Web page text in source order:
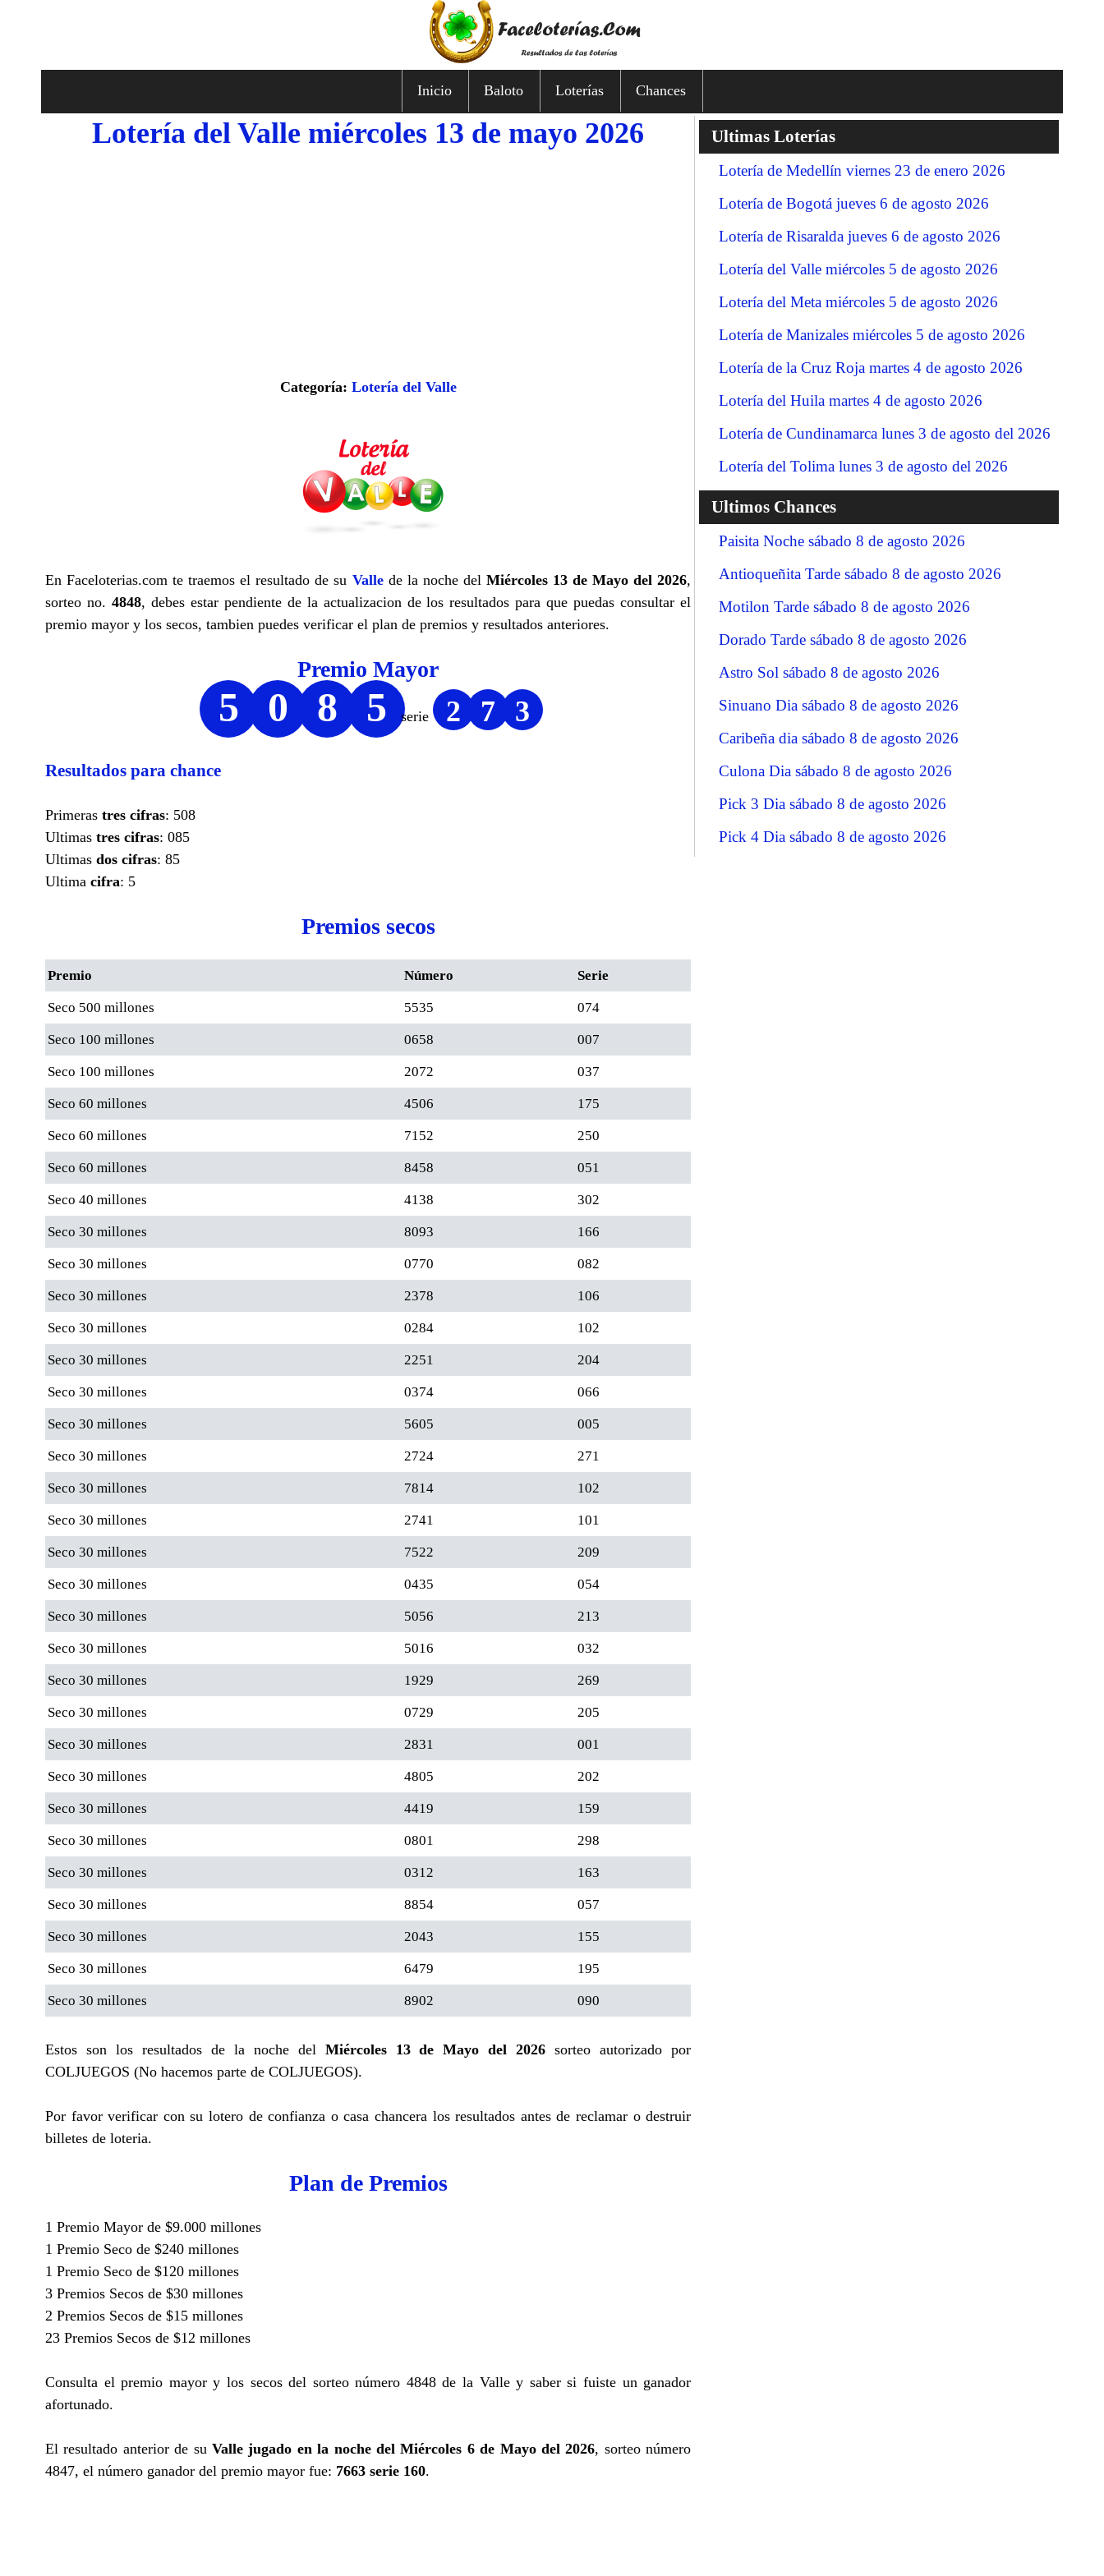
Inicio Baloto Loterías Chances
Lotería del Valle miércoles 13 de mayo 2026
Categoría: Lotería del Valle
En Faceloterias.com te traemos el resultado de su Vallede la noche del Miércoles 13 de Mayo del 2026,
sorteo no. 4848, debes estar pendiente de la actualizacion de los resultados para que puedas consultar el
premio mayor y los secos, tambien puedes verificar el plan de premios y resultados anteriores.
Premio Mayor
5 0 8 5 serie 2 7 3
Resultados para chance
Primeras tres cifras: 508
Ultimas tres cifras: 085
Ultimas dos cifras: 85
Ultima cifra: 5
Premios secos
Premio Número Serie
Seco 500 millones 5535 074
Seco 100 millones 0658 007
Seco 100 millones 2072 037
Seco 60 millones 4506 175
Seco 60 millones 7152 250
Seco 60 millones 8458 051
Seco 40 millones 4138 302
Seco 30 millones 8093 166
Seco 30 millones 0770 082
Seco 30 millones 2378 106
Seco 30 millones 0284 102
Seco 30 millones 2251 204
Seco 30 millones 0374 066
Seco 30 millones 5605 005
Seco 30 millones 2724 271
Seco 30 millones 7814 102
Seco 30 millones 2741 101
Seco 30 millones 7522 209
Seco 30 millones 0435 054
Seco 30 millones 5056 213
Seco 30 millones 5016 032
Seco 30 millones 1929 269
Seco 30 millones 0729 205
Seco 30 millones 2831 001
Seco 30 millones 4805 202
Seco 30 millones 4419 159
Seco 30 millones 0801 298
Seco 30 millones 0312 163
Seco 30 millones 8854 057
Seco 30 millones 2043 155
Seco 30 millones 6479 195
Seco 30 millones 8902 090
Estos son los resultados de la noche del Miércoles 13 de Mayo del 2026 sorteo autorizado por
COLJUEGOS (No hacemos parte de COLJUEGOS).
Por favor verificar con su lotero de confianza o casa chancera los resultados antes de reclamar o destruir
billetes de loteria.
Plan de Premios
1 Premio Mayor de $9.000 millones
1 Premio Seco de $240 millones
1 Premio Seco de $120 millones
3 Premios Secos de $30 millones
2 Premios Secos de $15 millones
23 Premios Secos de $12 millones
Consulta el premio mayor y los secos del sorteo número 4848 de la Valle y saber si fuiste un ganador
afortunado.
El resultado anterior de su Valle jugado en la noche del Miércoles 6 de Mayo del 2026, sorteo número
4847, el número ganador del premio mayor fue: 7663 serie 160.
Ultimas Loterías
Lotería de Medellín viernes 23 de enero 2026
Lotería de Bogotá jueves 6 de agosto 2026
Lotería de Risaralda jueves 6 de agosto 2026
Lotería del Valle miércoles 5 de agosto 2026
Lotería del Meta miércoles 5 de agosto 2026
Lotería de Manizales miércoles 5 de agosto 2026
Lotería de la Cruz Roja martes 4 de agosto 2026
Lotería del Huila martes 4 de agosto 2026
Lotería de Cundinamarca lunes 3 de agosto del 2026
Lotería del Tolima lunes 3 de agosto del 2026
Ultimos Chances
Paisita Noche sábado 8 de agosto 2026
Antioqueñita Tarde sábado 8 de agosto 2026
Motilon Tarde sábado 8 de agosto 2026
Dorado Tarde sábado 8 de agosto 2026
Astro Sol sábado 8 de agosto 2026
Sinuano Dia sábado 8 de agosto 2026
Caribeña dia sábado 8 de agosto 2026
Culona Dia sábado 8 de agosto 2026
Pick 3 Dia sábado 8 de agosto 2026
Pick 4 Dia sábado 8 de agosto 2026